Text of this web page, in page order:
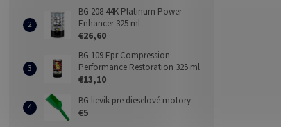
BG 208 44K Platinum Power
Enhancer 325 ml
€26,60
BG 109 Epr Compression
Performance Restoration 325 ml
€13,10
BG lievik pre dieselové motory
€5